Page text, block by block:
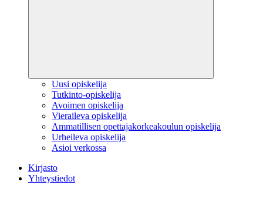
Uusi opiskelija
Tutkinto-opiskelija
Avoimen opiskelija
Vieraileva opiskelija
Ammatillisen opettajakorkeakoulun opiskelija
Urheileva opiskelija
Asioi verkossa
Kirjasto
Yhteystiedot